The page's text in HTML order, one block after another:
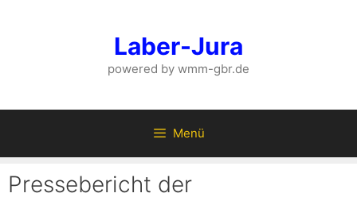
Laber-Jura
powered by wmm-gbr.de
Menü
Pressebericht der